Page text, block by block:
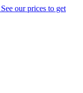
See our prices to get